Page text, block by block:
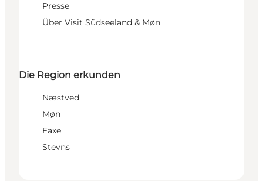
Presse
Über Visit Südseeland & Møn
Die Region erkunden
Næstved
Møn
Faxe
Stevns